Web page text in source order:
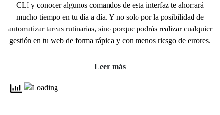
CLI y conocer algunos comandos de esta interfaz te ahorrará
mucho tiempo en tu día a día. Y no solo por la posibilidad de
automatizar tareas rutinarias, sino porque podrás realizar cualquier
gestión en tu web de forma rápida y con menos riesgo de errores.
Leer más